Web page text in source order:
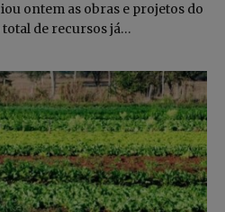
ontem as obras e projetos do
total de recursos já…